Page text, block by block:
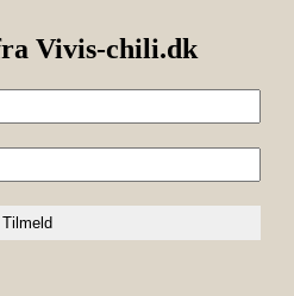
Vivis-chili.dk